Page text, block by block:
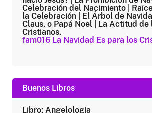
Celebración del Nacimiento |
la Celebración | El Árbol de
Claus, o Papá Noel | La Actitud de
Cristianos.
fam016 La Navidad Es para los
Buenos Libros
Libro: Angelología